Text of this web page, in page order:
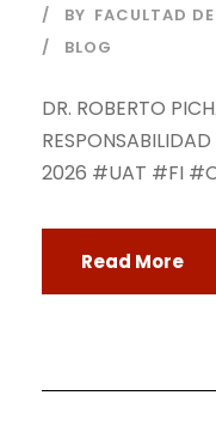
BY FACULTAD
BLOG
DR. ROBERTO
2026 #UAT #FI
Read More